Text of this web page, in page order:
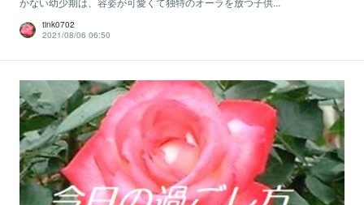
tink0702
2021/08/06 06:50